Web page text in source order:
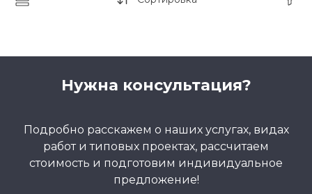
FQ трансмиссия МКПП
Нужна консультация?
Подробно расскажем о наших услугах, видах
работ и типовых проектах, рассчитаем
стоимость и подготовим индивидуальное
предложение!